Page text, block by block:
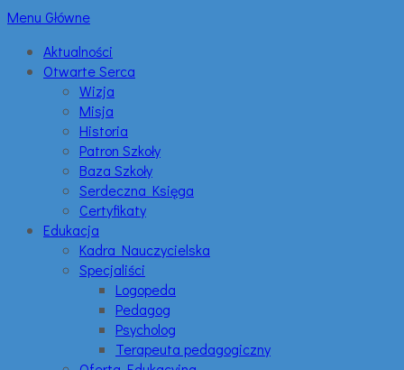
Menu Główne
Aktualności
Otwarte Serca
Wizja
Misja
Historia
Patron Szkoły
Baza Szkoły
Serdeczna Księga
Certyfikaty
Edukacja
Kadra Nauczycielska
Specjaliści
Logopeda
Pedagog
Psycholog
Terapeuta pedagogiczny